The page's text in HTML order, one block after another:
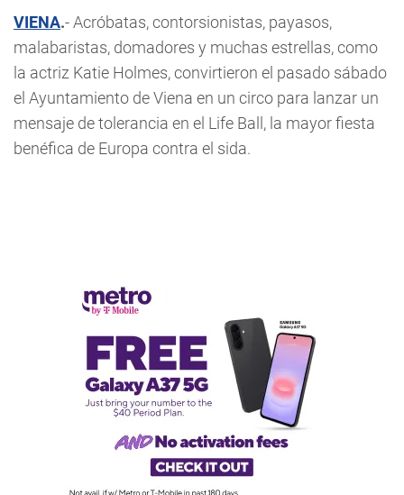
VIENA.- Acróbatas, contorsionistas, payasos,
malabaristas, domadores y muchas estrellas, como
la actriz Katie Holmes, convirtieron el pasado sábado
el Ayuntamiento de Viena en un circo para lanzar un
mensaje de tolerancia en el Life Ball, la mayor fiesta
benéfica de Europa contra el sida.